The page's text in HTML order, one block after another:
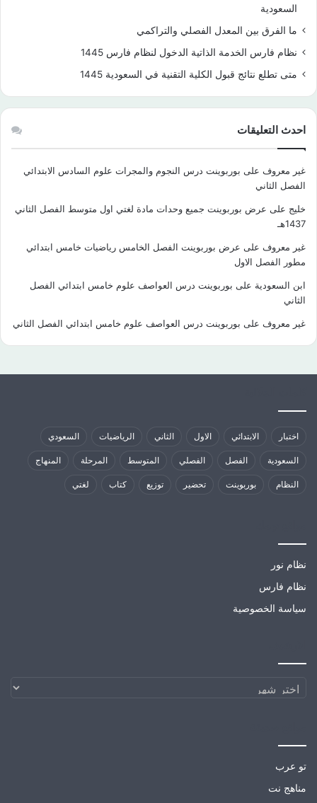
السعودية
ما الفرق بين المعدل الفصلي والتراكمي
نظام فارس الخدمة الذاتية الدخول لنظام فارس 1445
متى تطلع نتائج قبول الكلية التقنية في السعودية 1445
احدث التعليقات
غير معروف على بوربوينت درس النجوم والمجرات علوم السادس الابتدائي
الفصل الثاني
خليج على عرض بوربوينت جميع وحدات مادة لغتي اول متوسط الفصل الثاني
1437هـ
غير معروف على عرض بوربوينت الفصل الخامس رياضيات خامس ابتدائي
مطور الفصل الاول
ابن السعودية على بوربوينت درس العواصف علوم خامس ابتدائي الفصل
الثاني
غير معروف على بوربوينت درس العواصف علوم خامس ابتدائي الفصل الثاني
اختبار الابتدائي الاول الثاني الرياضيات السعودي
السعودية الفصل الفصلي المتوسط المرحلة المنهاج
النظام بوربوينت تحضير توزيع كتاب لغتي
نظام نور
نظام فارس
سياسة الخصوصية
الارشيف
تو عرب
مناهج نت